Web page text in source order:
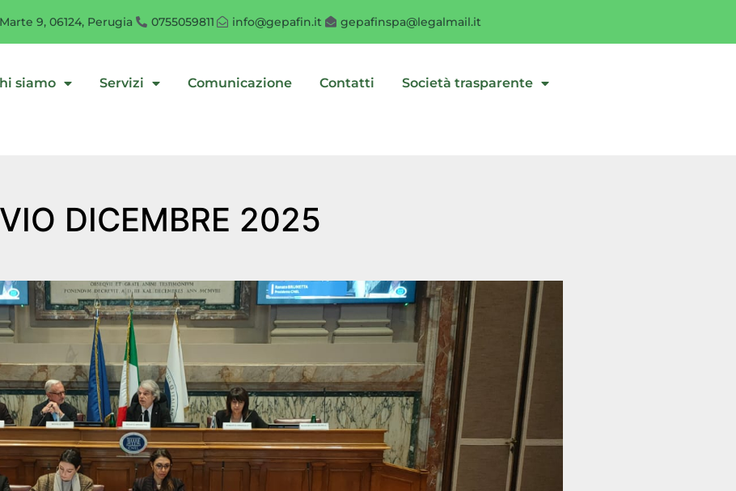
9, 06124, Perugia 0755059811 info@gepafin.it gepafinspa@legalmail.it
siamo Servizi Comunicazione Contatti Società trasparente
DICEMBRE 2025